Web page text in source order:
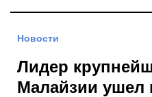
Новости
Лидер
Малайзии ушел